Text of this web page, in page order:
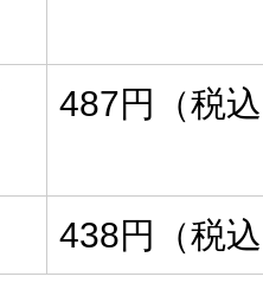
487円（税
438円（税